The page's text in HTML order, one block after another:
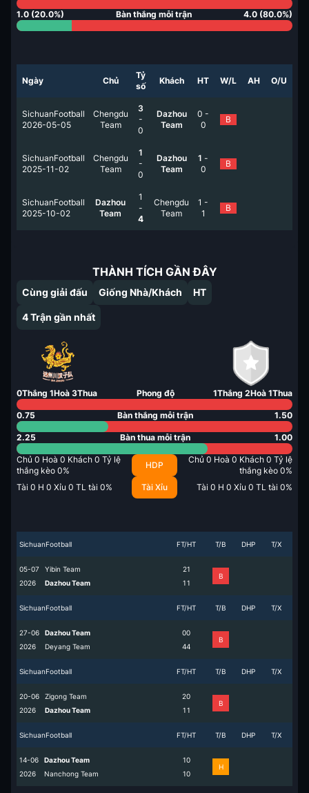
1.0 (20.0%) Bàn thắng mỗi trận 4.0 (80.0%)
Ngày Chủ
Tỷ
số
Khách HT W/L AH O/U
SichuanFootball
2026-05-05
Chengdu
Team
3
-
0
Dazhou
Team
0 -
0
B
SichuanFootball
2025-11-02
Chengdu
Team
1
-
0
Dazhou
Team
1 -
0
B
SichuanFootball
2025-10-02
Dazhou
Team
1
-
4
Chengdu
Team
1 -
1
B
THÀNH TÍCH GẦN ĐÂY
Cùng giải đấu Giống Nhà/Khách HT
4Trận gần nhất
0Thắng 1Hoà 3Thua Phong độ 1Thắng 2Hoà 1Thua
0.75 Bàn thắng mỗi trận 1.50
2.25 Bàn thua mỗi trận 1.00
Chủ 0 Hoà 0 Khách 0 Tỷ lệ
thắng kèo 0%
HDP
Chủ 0 Hoà 0 Khách 0 Tỷ lệ
thắng kèo 0%
Tài 0 H 0 Xỉu 0 TL tài 0% Tài Xỉu Tài 0 H 0 Xỉu 0 TL tài 0%
SichuanFootball FT/HT T/B DHP T/X
05-07
2026
Yibin Team
Dazhou Team
2
1
1
1
B
SichuanFootball FT/HT T/B DHP T/X
27-06
2026
Dazhou Team
Deyang Team
0
4
0
4
B
SichuanFootball FT/HT T/B DHP T/X
20-06
2026
Zigong Team
Dazhou Team
2
1
0
1
B
SichuanFootball FT/HT T/B DHP T/X
14-06
2026
Dazhou Team
Nanchong Team
1
1
0
0
H